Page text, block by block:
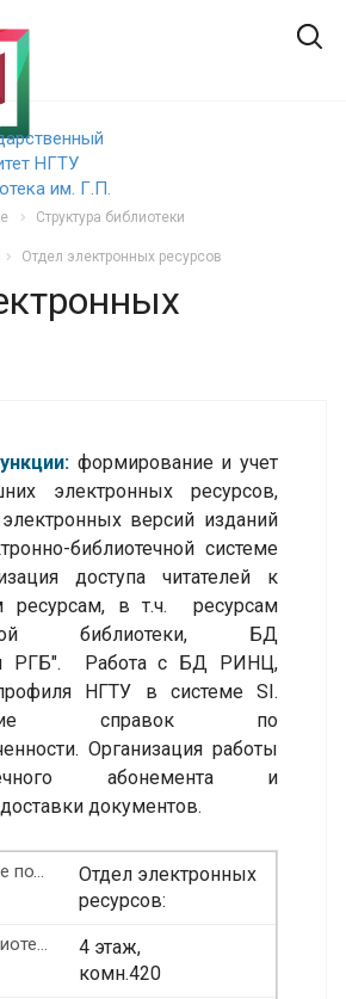
НГТУ
им. Г.П.
Структура библиотеки
Отдел электронных ресурсов
формирование и учет
электронных ресурсов,
версий изданий
библиотечной системе
доступа читателей к
ресурсам, в т.ч. ресурсам
библиотеки, БД
РГБ". Работа с БД РИНЦ,
НГТУ в системе SI.
справок по
Организация работы
абонемента и
документов.
Отдел электронных
ресурсов:
Наименование подразделения
4 этаж,
комн.420
Корпус "Библиотека" Этаж/ комната